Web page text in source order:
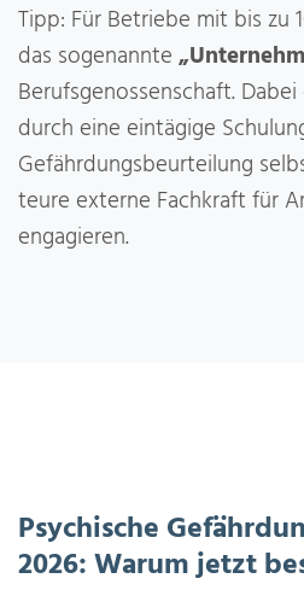
Tipp: Für Betriebe mit bis zu
das sogenannte
Berufsgenossenschaft.
durch eine eintägige
Gefährdungsbeurteilung
teure externe Fachkraft für
engagieren.
Psychische
2026: Warum jetzt